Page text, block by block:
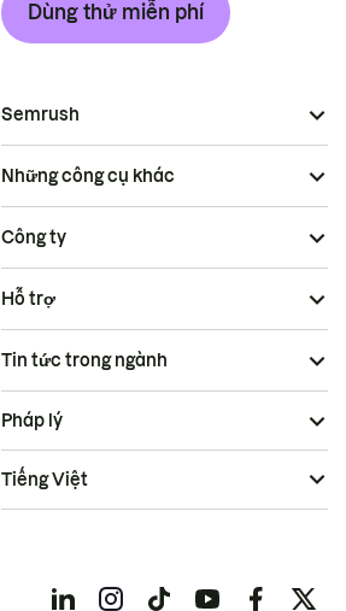
Dùng thử miễn phí
Semrush
Những công cụ khác
Công ty
Hỗ trợ
Tin tức trong ngành
Pháp lý
Tiếng Việt